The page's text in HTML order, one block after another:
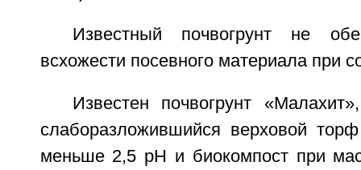
Известный почвогрунт не
всхожести посевного материала при
Известен почвогрунт
слаборазложившийся верховой
меньше 2,5 pH и биокомпост при